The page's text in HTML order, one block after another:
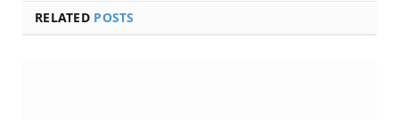
RELATED POSTS